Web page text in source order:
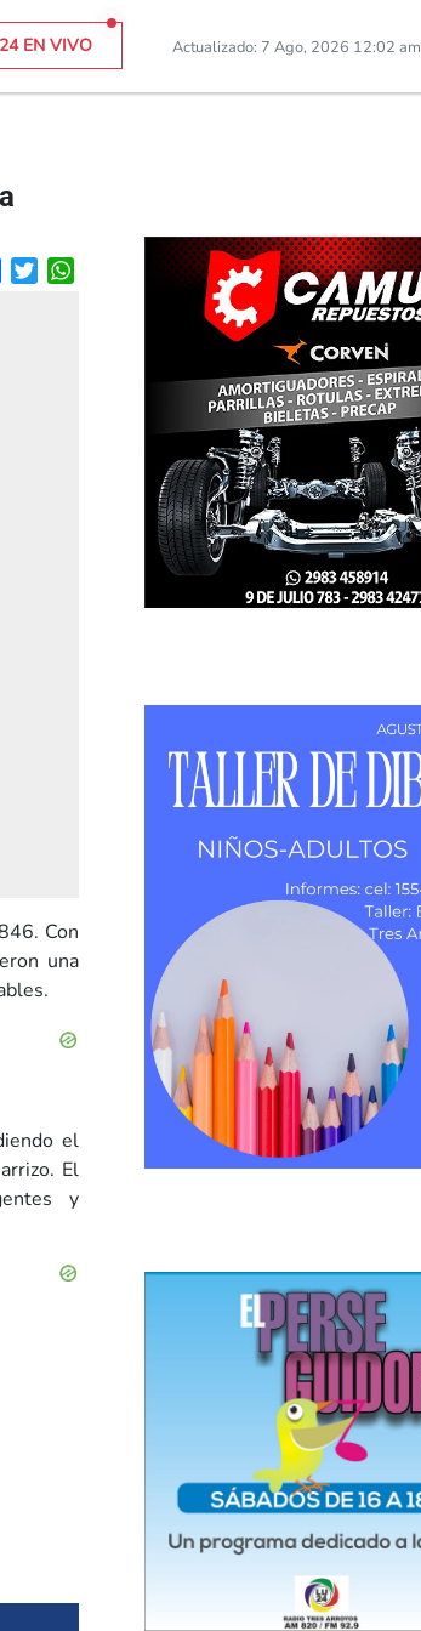
EN VIVO Actualizado: 7 Ago, 2026 12:02 am
FacebookTwitter
Con
una
el
El
y